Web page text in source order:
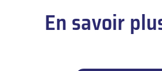
En savoir